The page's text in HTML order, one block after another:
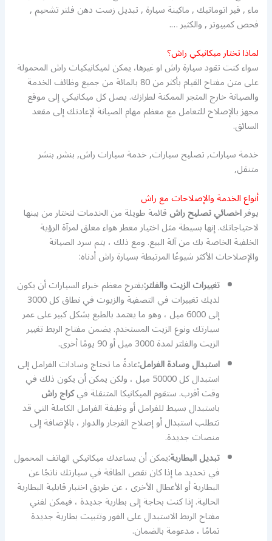
ماء , قير اتوماتيك , ماكينة سيارة , تبديل زست دهن فلتر تشحيم ,
فحص كمبيوتر , والكثير ….
لماذا تختار ميكانيكي راش؟
سواء كنت تقود سيارة راش او غيرها، يمكن لميكانيكيات راش المحمولة
على متن مفتاح القيام بأكثر من 80 بالمائة من جميع وظائف الخدمة
والصيانة خارج المتجر الممكنة لطرازك. يصل كل ميكانيكي إلى موقع
مجهز بالإصلاح للتعامل مع معظم مهام الصيانة لإعادتك إلى مقعد
السائق.
خدمة سيارات, تصليح سيارات, خدمة سيارات راش, بنشر, بنشر
متنقل,
أنواع الخدمة والإصلاحات مع راش
يوفراخصائي تصليح راشقائمة طويلة من الخدمات لتختار من بينها
لاحتياجاتك. إنها بسيطة مثل اختيار معطر هواء معلق لمرآة الرؤية
الخلفية الخاصة بك من آلة البيع. ومع ذلك ، يتم سرد الصيانة
والإصلاحات الأكثر شيوعًا المرتبطة بسيارة راش أدناه:
تغييرات الزيت والفلتر:يقترح معظم خبراء السيارات أن يكون
لديك تغييرات في التصفية والزيوت في نطاق كل 3000
إلى 6000 ميل ، وهو ما يعتمد بالطبع بشكل كبير على عمر
سيارتك ونوع الزيت المستخدم. يضمن مفتاح الربط تغيير
الزيت والفلتر لمدة 3000 ميل أو 90 يومًا أخرى.
استبدال وسادة الفرامل:عادةً ما تحتاج وسادات الفرامل إلى
استبدال كل 50000 ميل ، ولكن يمكن أن يكون ذلك في
وقت أقرب. ستقوم الميكانيكا المتنقلة فيكراج راش
باستبدال بسيط للفرامل أو وظيفة الفرامل الكاملة التي قد
تتطلب استبدال أو إصلاح الفرجار والدوار ، بالإضافة إلى
منصات جديدة.
تبديل البطارية:يمكن أن يساعدك ميكانيكي الهاتف المحمول
في تحديد ما إذا كان نقص الطاقة في سيارتك ناتجًا عن
البطارية أو الأعطال الأخرى ، عن طريق اختبار قابلية البطارية
الحالية. إذا كنت بحاجة إلى بطارية جديدة ، فيمكن لفني
مفتاح الربط الاستبدال على الفور وتثبيت بطارية جديدة
تمامًا ، مدعومة بالضمان.